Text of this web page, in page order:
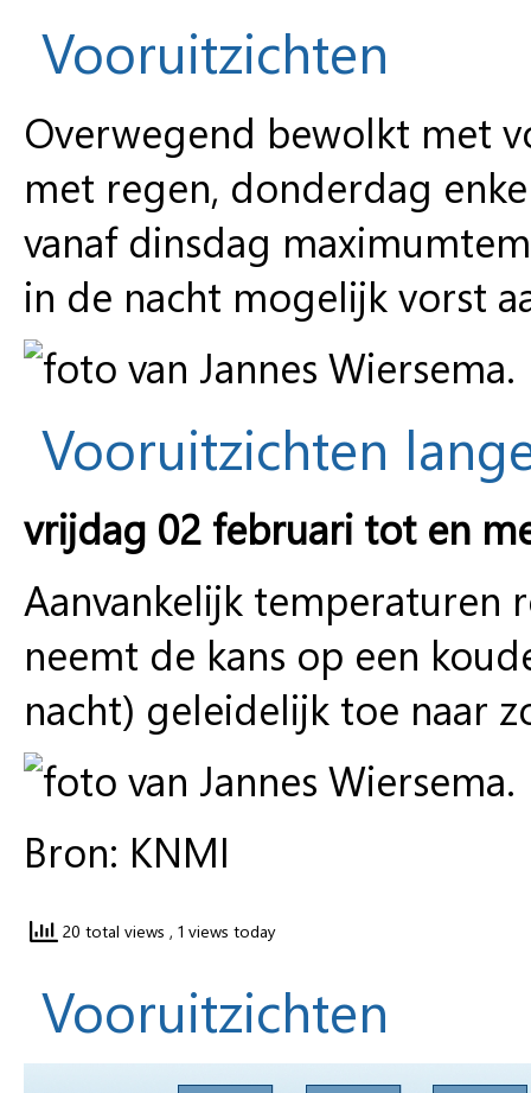
Vooruitzichten
Overwegend bewolkt met
met regen, donderdag
vanaf dinsdag
in de nacht mogelijk vorst
Vooruitzichten
vrijdag 02 februari tot en
Aanvankelijk temperaturen
neemt de kans op een
nacht) geleidelijk toe naar
Bron: KNMI
20 total views , 1 views today
Vooruitzichten